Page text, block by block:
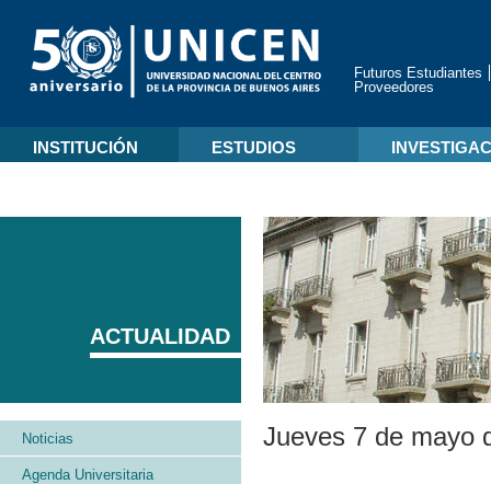
Futuros Estudiantes
Proveedores
INSTITUCIÓN ESTUDIOS
Jueves 7 de mayo
ACTUALIDAD
Noticias
Agenda Universitaria